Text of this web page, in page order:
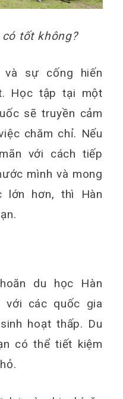
có tốt không?
và sự cống hiến
Học tập tại một
sẽ truyền cảm
chăm chỉ. Nếu
với cách tiếp
mình và mong
lớn hơn, thì Hàn
du học Hàn
các quốc gia
hoạt thấp. Du
có thể tiết kiệm